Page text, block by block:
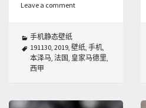
Leave a comment
手机静态壁纸
191130, 2019, 壁纸, 手机,
本泽马, 法国, 皇家马德里,
西甲